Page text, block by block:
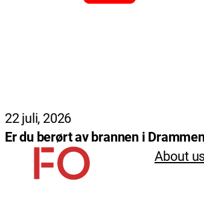
22 juli, 2026
Er du berørt av brannen i
About